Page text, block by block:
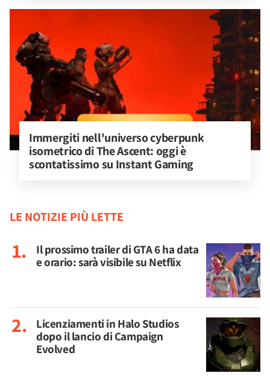
Immergiti nell'universo cyberpunk
isometrico di The Ascent: oggi è
scontatissimo su Instant Gaming
LE NOTIZIE PIÙ LETTE
Il prossimo trailer di GTA 6 ha data
e orario: sarà visibile su Netflix
Licenziamenti in Halo Studios
dopo il lancio di Campaign
Evolved